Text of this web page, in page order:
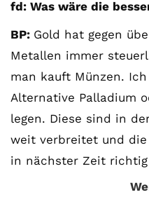
fd: Was wäre die
BP: Gold hat gegen
Metallen immer
man kauft Münzen.
Alternative Palladium
legen. Diese sind in
weit verbreitet und
in nächster Zeit